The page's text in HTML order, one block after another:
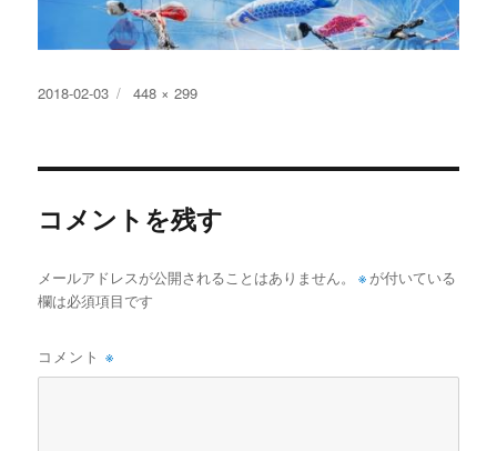
投
2018-02-03
フ
448 × 299
コメントを残す
メールアドレスが公開されることはありません。 ※ が付いている
欄は必須項目です
コメント※